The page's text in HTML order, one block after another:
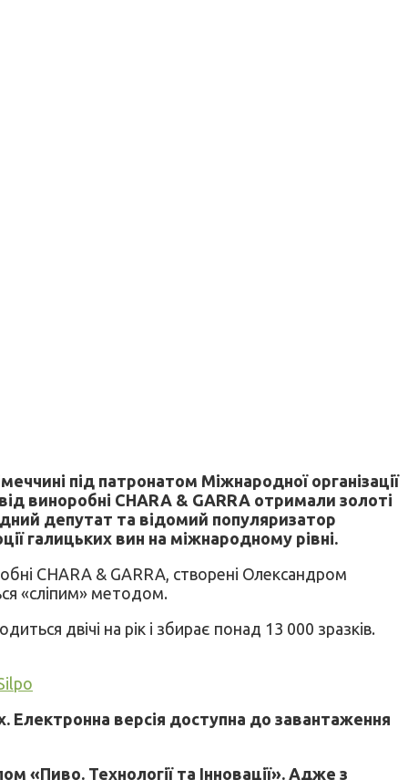
під патронатом Міжнародної організації
виноробні CHARA & GARRA отримали золоті
депутат та відомий популяризатор
галицьких вин на міжнародному рівні.
CHARA & GARRA, створені Олександром
«сліпим» методом.
двічі на рік і збирає понад 13 000 зразків.
версія доступна до завантаження
«Пиво. Технології та Інновації». Адже з